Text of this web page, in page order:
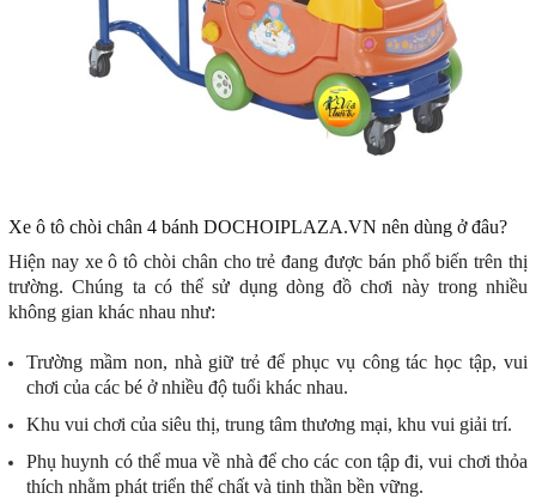
Xe ô tô chòi chân 4 bánh DOCHOIPLAZA.VN nên dùng ở đâu?
Hiện nay xe ô tô chòi chân cho trẻ đang được bán phổ biến trên thị
trường. Chúng ta có thể sử dụng dòng đồ chơi này trong nhiều
không gian khác nhau như:
Trường mầm non, nhà giữ trẻ để phục vụ công tác học tập, vui
chơi của các bé ở nhiều độ tuổi khác nhau.
Khu vui chơi của siêu thị, trung tâm thương mại, khu vui giải trí.
Phụ huynh có thể mua về nhà để cho các con tập đi, vui chơi thỏa
thích nhằm phát triển thể chất và tinh thần bền vững.